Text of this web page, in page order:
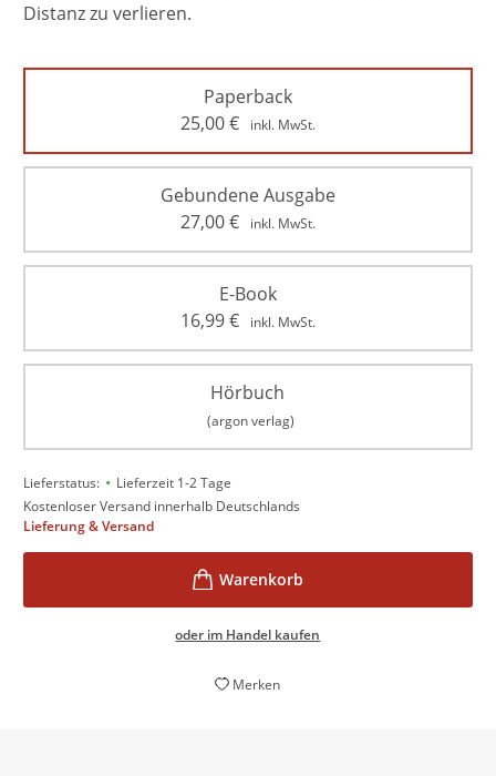
Distanz zu verlieren.
Paperback
25,00€ inkl. MwSt.
Gebundene Ausgabe
27,00€ inkl. MwSt.
E-Book
16,99€ inkl. MwSt.
Hörbuch
(argon verlag)
Lieferstatus: • Lieferzeit 1-2 Tage
Kostenloser Versand innerhalb Deutschlands
Lieferung & Versand
oder im Handel kaufen
Merken